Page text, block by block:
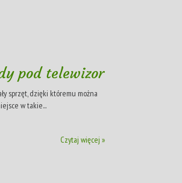
pod telewizor
sprzęt, dzięki któremu można
w takie...
Czytaj więcej »